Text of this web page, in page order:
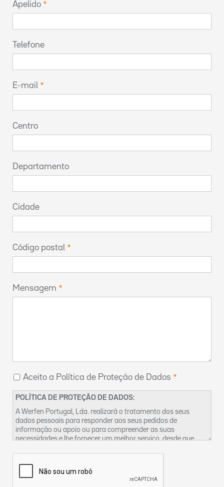
Apelido
Telefone
E-mail
Centro
Departamento
Cidade
Código postal
Mensagem
Aceito a Política de Proteção de Dados
POLÍTICA DE PROTEÇÃO DE DADOS:
A Werfen Portugal, Lda. realizará o tratamento dos seus
dados pessoais para responder aos seus pedidos de
informação ou apoio ou para compreender as suas
necessidades e lhe fornecer um melhor serviço, desde que
dados e sobre como exercer os seus direitos na nossa
de Privacidade. Pode também contactar-nos pelo